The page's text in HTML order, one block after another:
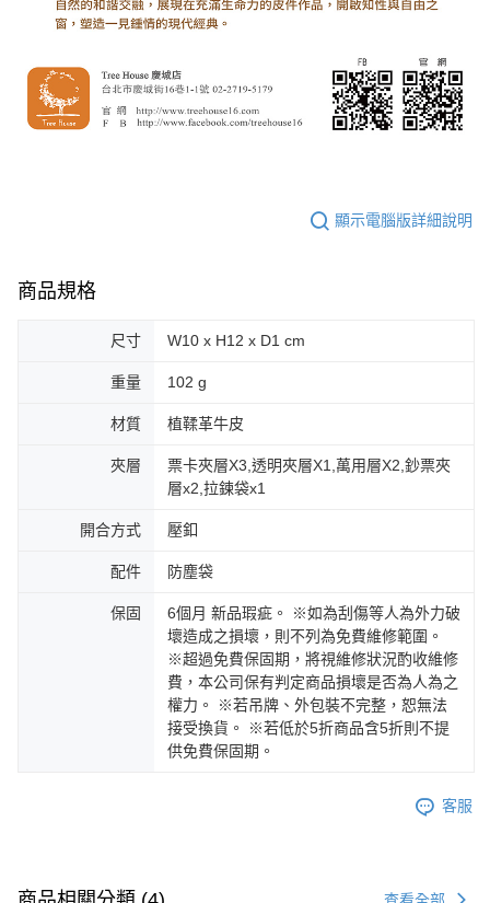
顯示電腦版詳細說明
商品規格
尺寸 W10 x H12 x D1 cm
重量 102 g
材質 植鞣革牛皮
夾層
票卡夾層X3,透明夾層X1,萬用層X2,鈔票夾
層x2,拉鍊袋x1
開合方式 壓釦
配件 防塵袋
保固
6個月 新品瑕疵。 ※如為刮傷等人為外力破
壞造成之損壞，則不列為免費維修範圍。
※超過免費保固期，將視維修狀況酌收維修
費，本公司保有判定商品損壞是否為人為之
權力。 ※若吊牌、外包裝不完整，恕無法
接受換貨。 ※若低於5折商品含5折則不提
供免費保固期。
客服
查看全部